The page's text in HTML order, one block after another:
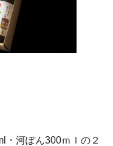
河ぽん300ｍｌの２